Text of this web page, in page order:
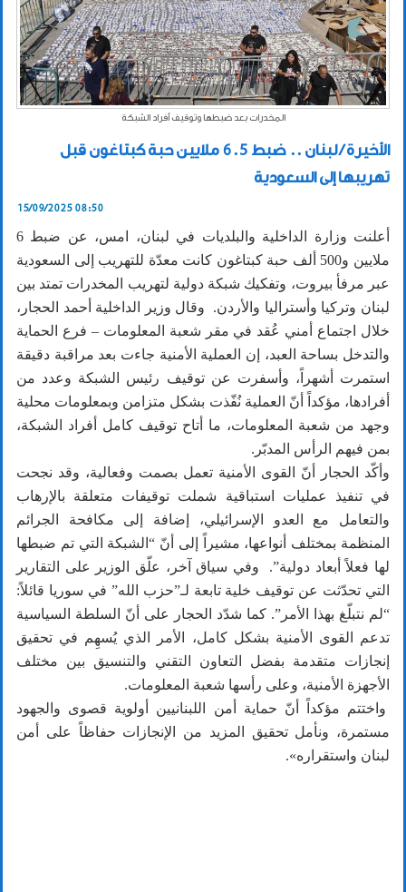
المخدرات بعد ضبطها وتوقيف أفراد الشبكة
الأخيرة / لبنان .. ضبط 6.5 ملايين حبة كبتاغون قبل
تهريبها إلى السعودية
15/09/2025 08:50
أعلنت وزارة الداخلية والبلديات في لبنان، امس، عن ضبط 6
ملايين و500 ألف حبة كبتاغون كانت معدّة للتهريب إلى السعودية
عبر مرفأ بيروت، وتفكيك شبكة دولية لتهريب المخدرات تمتد بين
لبنان وتركيا وأستراليا والأردن. وقال وزير الداخلية أحمد الحجار،
خلال اجتماع أمني عُقد في مقر شعبة المعلومات – فرع الحماية
والتدخل بساحة العبد، إن العملية الأمنية جاءت بعد مراقبة دقيقة
استمرت أشهراً، وأسفرت عن توقيف رئيس الشبكة وعدد من
أفرادها، مؤكداً أنّ العملية نُفّذت بشكل متزامن وبمعلومات محلية
وجهد من شعبة المعلومات، ما أتاح توقيف كامل أفراد الشبكة،
بمن فيهم الرأس المدبّر.
وأكّد الحجار أنّ القوى الأمنية تعمل بصمت وفعالية، وقد نجحت
في تنفيذ عمليات استباقية شملت توقيفات متعلقة بالإرهاب
والتعامل مع العدو الإسرائيلي، إضافة إلى مكافحة الجرائم
المنظمة بمختلف أنواعها، مشيراً إلى أنّ “الشبكة التي تم ضبطها
لها فعلاً أبعاد دولية”. وفي سياق آخر، علّق الوزير على التقارير
التي تحدّثت عن توقيف خلية تابعة لـ”حزب الله” في سوريا قائلاً:
“لم نتبلّغ بهذا الأمر”. كما شدّد الحجار على أنّ السلطة السياسية
تدعم القوى الأمنية بشكل كامل، الأمر الذي يُسهِم في تحقيق
إنجازات متقدمة بفضل التعاون التقني والتنسيق بين مختلف
الأجهزة الأمنية، وعلى رأسها شعبة المعلومات.
واختتم مؤكداً أنّ حماية أمن اللبنانيين أولوية قصوى والجهود
مستمرة، ونأمل تحقيق المزيد من الإنجازات حفاظاً على أمن
لبنان واستقراره».